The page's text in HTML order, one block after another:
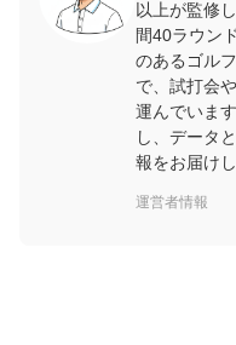
以上が監修
間40ラウン
のあるゴル
で、試打会
運んでいま
し、データ
報をお届けし
運営者情報